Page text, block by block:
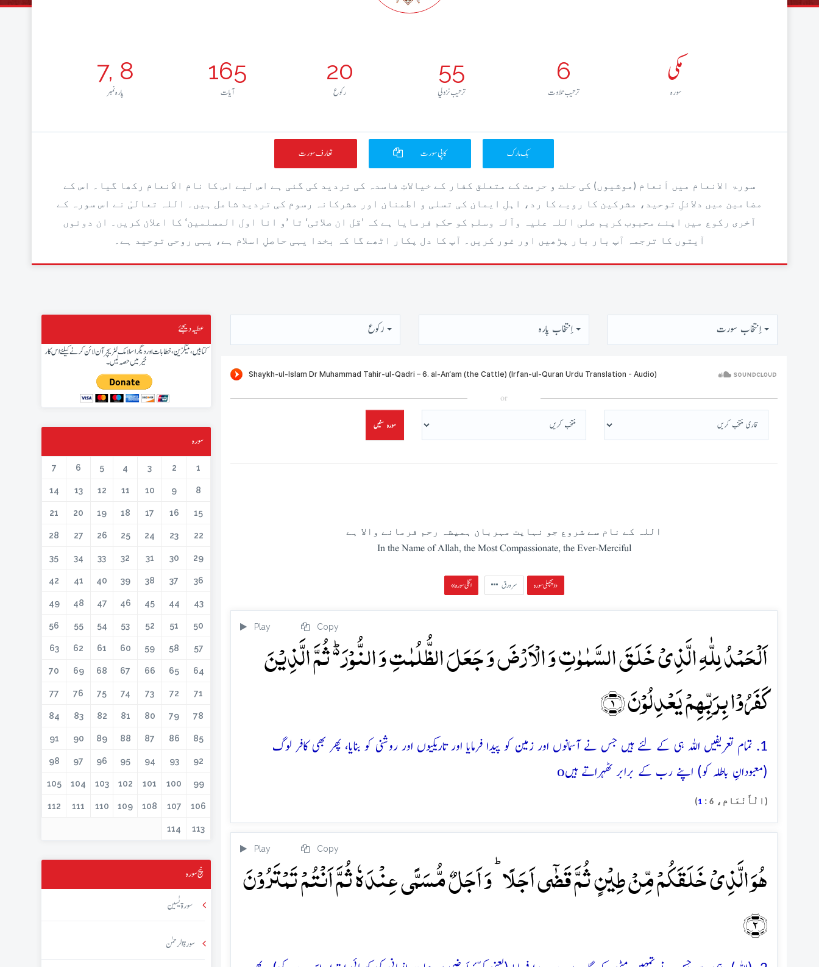
7, 8
پارہ نمبر
165
آيات
20
رکوع
55
ترتيب نزولي
6
ترتيب تلاوت
مکی
سورہ
تعارف سورت کاپی سورت بک مارک
سورۃ الانعام میں اَنعام (موشیوں) کی حلت و حرمت کے متعلق کفار کے خیالاتِ فاسدہ کی تردید کی گئی ہے اس لیے اس کا نام الاَنعام رکھا گیا۔ اس کے
مضامین میں دلائلِ توحید، مشرکین کا رویے کا رد، اہلِ ایمان کی تسلی و اطمنان اور مشرکانہ رسوم کی تردید شامل ہیں۔ اللہ تعالیٰ نے اس سورہ کے
آخری رکوع میں اپنے محبوب کریم صلی اللہ علیہ وآلہ وسلم کو حکم فرمایا ہے کہ ’قل ان صلاتی‘ تا ’و انا اول المسلمین‘ کا اعلان کریں۔ ان دونوں
آیتوں کا ترجمہ آپ بار بار پڑھیں اور غور کریں۔ آپ کا دل پکار اٹھے گا کہ بخدا یہی حاصلِ اسلام ہے، یہی روحی توحید ہے۔
اِنتخاب سورت اِنتخاب پارہ رُكوع
or
سورہ سنیں
اللہ کے نام سے شروع جو نہایت مہربان ہمیشہ رحم فرمانے والا ہے
In the Name of Allah, the Most Compassionate, the Ever-Merciful
پچھلی سورہ » سرورق « اگلی سورہ
Play Copy
اَلۡحَمۡدُ لِلّٰہِ الَّذِیۡ خَلَقَ السَّمٰوٰتِ وَ الۡاَرۡضَ وَ جَعَلَ الظُّلُمٰتِ وَ النُّوۡرَ ۬ؕ ثُمَّ الَّذِیۡنَ
کَفَرُوۡا بِرَبِّہِمۡ یَعۡدِلُوۡنَ ﴿۱﴾
1. تمام تعریفیں اللہ ہی کے لئے ہیں جس نے آسمانوں اور زمین کو پیدا فرمایا اور تاریکیوں اور روشنی کو بنایا، پھر بھی کافر لوگ
(معبودانِ باطلہ کو) اپنے رب کے برابر ٹھہراتے ہیںo
(الْأَنْعَام، 6
:
1
)
Play Copy
ہُوَ الَّذِیۡ خَلَقَکُمۡ مِّنۡ طِیۡنٍ ثُمَّ قَضٰۤی اَجَلًا ؕ وَ اَجَلٌ مُّسَمًّی عِنۡدَہٗ ثُمَّ اَنۡتُمۡ تَمۡتَرُوۡنَ
﴿۲﴾
عطیہ دیجئے
کتابیں، میگزین، خطابات اور دیگر اسلامک لٹریچر آن لائن کرنے کیلئے اس کار
خیر میں حصہ لیں۔
سورہ
1
2
3
4
5
6
7
8
9
10
11
12
13
14
15
16
17
18
19
20
21
22
23
24
25
26
27
28
29
30
31
32
33
34
35
36
37
38
39
40
41
42
43
44
45
46
47
48
49
50
51
52
53
54
55
56
57
58
59
60
61
62
63
64
65
66
67
68
69
70
71
72
73
74
75
76
77
78
79
80
81
82
83
84
85
86
87
88
89
90
91
92
93
94
95
96
97
98
99
100
101
102
103
104
105
106
107
108
109
110
111
112
113
114
پنج سورہ
سورۃ یٰسین
سورۃ الرحمٰن